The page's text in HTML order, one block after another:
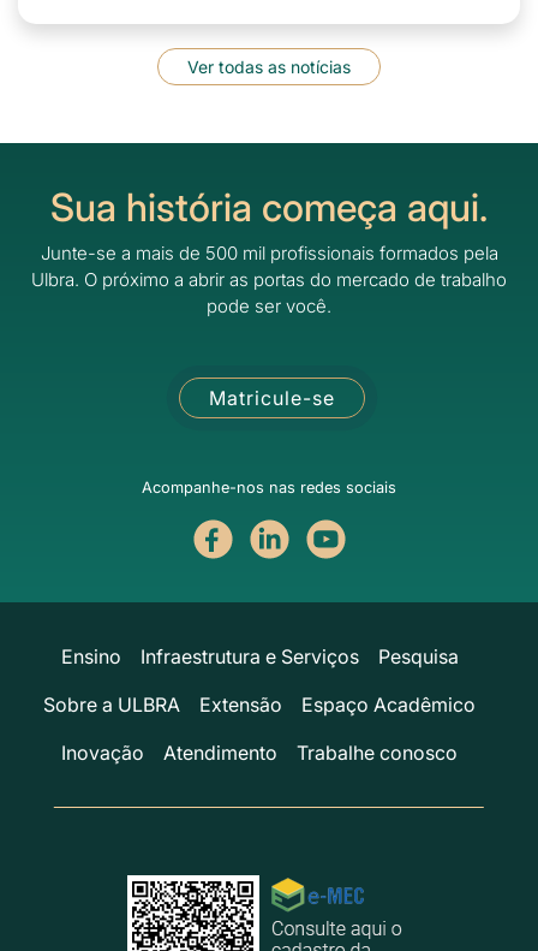
Ver todas as notícias
Sua história começa aqui.
Junte-se a mais de 500 mil profissionais formados pela
Ulbra. O próximo a abrir as portas do mercado de trabalho
pode ser você.
Matricule-se
Acompanhe-nos nas redes sociais
Ensino Infraestrutura e Serviços
Pesquisa
Sobre a ULBRA
Extensão
Espaço Acadêmico
Inovação
Atendimento Trabalhe conosco